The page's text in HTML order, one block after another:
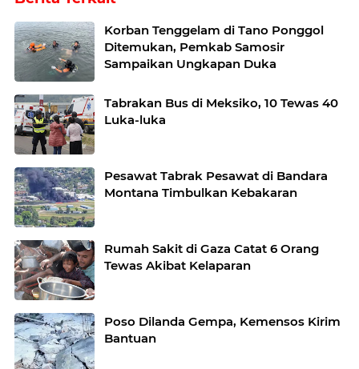
Korban Tenggelam di Tano Ponggol
Ditemukan, Pemkab Samosir
Sampaikan Ungkapan Duka
Tabrakan Bus di Meksiko, 10 Tewas 40
Luka-luka
Pesawat Tabrak Pesawat di Bandara
Montana Timbulkan Kebakaran
Rumah Sakit di Gaza Catat 6 Orang
Tewas Akibat Kelaparan
Poso Dilanda Gempa, Kemensos Kirim
Bantuan